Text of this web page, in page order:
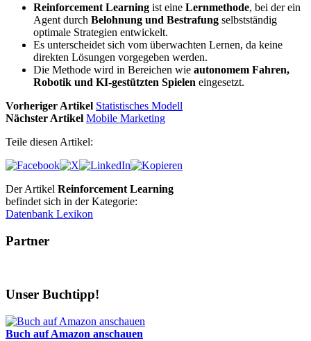
Reinforcement Learning ist eine Lernmethode, bei der ein
Agent durch Belohnung und Bestrafung selbstständig
optimale Strategien entwickelt.
Es unterscheidet sich vom überwachten Lernen, da keine
direkten Lösungen vorgegeben werden.
Die Methode wird in Bereichen wie autonomem Fahren,
Robotik und KI-gestützten Spielen eingesetzt.
Vorheriger Artikel Statistisches Modell
Nächster Artikel Mobile Marketing
Teile diesen Artikel:
Der Artikel Reinforcement Learning
befindet sich in der Kategorie:
Datenbank Lexikon
Partner
Unser Buchtipp!
Buch auf Amazon anschauen